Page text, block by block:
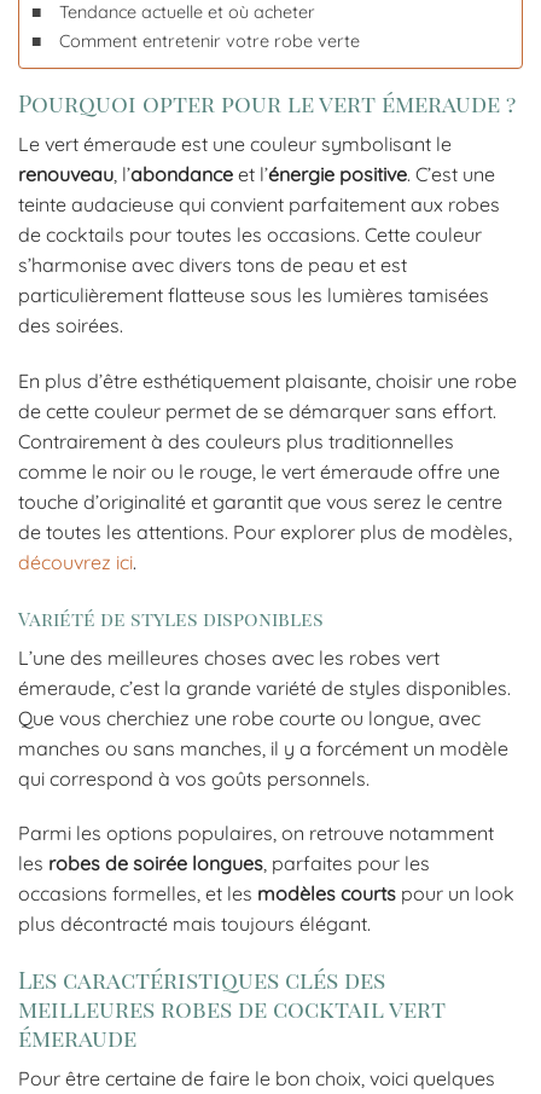
Tendance actuelle et où acheter
Comment entretenir votre robe verte
Pourquoi opter pour le vert émeraude ?
Le vert émeraude est une couleur symbolisant le
renouveau , l’abondance et l’énergie positive. C’est une
teinte audacieuse qui convient parfaitement aux robes
de cocktails pour toutes les occasions. Cette couleur
s’harmonise avec divers tons de peau et est
particulièrement flatteuse sous les lumières tamisées
des soirées.
En plus d’être esthétiquement plaisante, choisir une robe
de cette couleur permet de se démarquer sans effort.
Contrairement à des couleurs plus traditionnelles
comme le noir ou le rouge, le vert émeraude offre une
touche d’originalité et garantit que vous serez le centre
de toutes les attentions. Pour explorer plus de modèles,
découvrez ici.
Variété de styles disponibles
L’une des meilleures choses avec les robes vert
émeraude, c’est la grande variété de styles disponibles.
Que vous cherchiez une robe courte ou longue, avec
manches ou sans manches, il y a forcément un modèle
qui correspond à vos goûts personnels.
Parmi les options populaires, on retrouve notamment
les robes de soirée longues, parfaites pour les
occasions formelles, et les modèles courts pour un look
plus décontracté mais toujours élégant.
Les caractéristiques clés des
meilleures robes de cocktail vert
émeraude
Pour être certaine de faire le bon choix, voici quelques